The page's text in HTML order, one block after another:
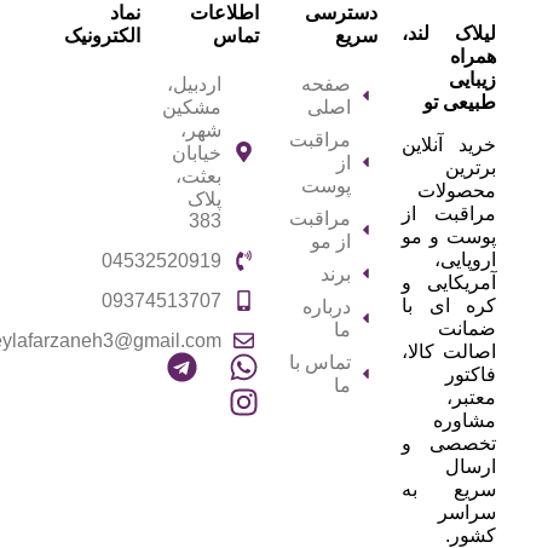
لیلاک‌ لند،
همراه
زیبایی
طبیعی تو
خرید آنلاین
برترین
محصولات
مراقبت از
پوست و مو
اروپایی،
آمریکایی و
کره ای با
ضمانت
اصالت کالا،
فاکتور
معتبر،
مشاوره
تخصصی و
ارسال
سریع به
سراسر
کشور.
دسترسی
سریع
صفحه
اصلی
مراقبت
از
پوست
مراقبت
از مو
برند
درباره
ما
تماس با
ما
اطلاعات
تماس
اردبیل،
مشکین
شهر،
خیابان
بعثت،
پلاک
383
04532520919
09374513707
نماد
الکترونیک